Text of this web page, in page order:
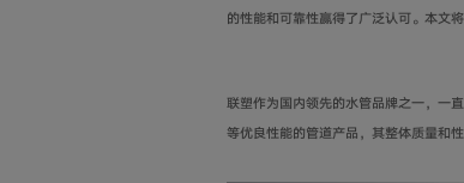
的性能和可靠性赢得了广泛认可。本文
联塑作为国内领先的水管品牌之一，一
等优良性能的管道产品，其整体质量和